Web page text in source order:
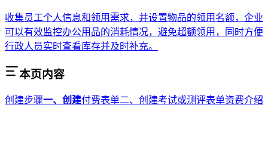
收集员工个人信息和领用需求，并设置物品的领用名额，企业
可以有效监控办公用品的消耗情况，避免超额领用，同时方便
行政人员实时查看库存并及时补充。
本页内容
创建步骤一、创建付费表单二、创建考试或测评表单资费介绍